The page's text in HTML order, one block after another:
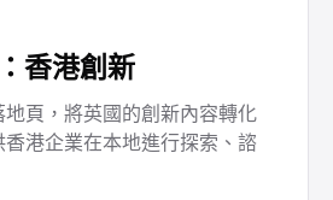
香港創新
頁，將英國的創新內容轉化
港企業在本地進行探索、諮